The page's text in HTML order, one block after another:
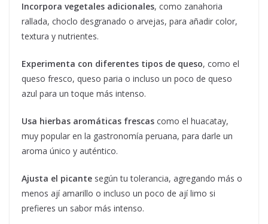
Incorpora vegetales adicionales, como zanahoria
rallada, choclo desgranado o arvejas, para añadir color,
textura y nutrientes.
Experimenta con diferentes tipos de queso, como el
queso fresco, queso paria o incluso un poco de queso
azul para un toque más intenso.
Usa hierbas aromáticas frescas como el huacatay,
muy popular en la gastronomía peruana, para darle un
aroma único y auténtico.
Ajusta el picante según tu tolerancia, agregando más o
menos ají amarillo o incluso un poco de ají limo si
prefieres un sabor más intenso.